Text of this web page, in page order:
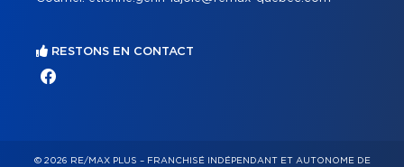
RESTONS EN CONTACT
© 2026 RE/MAX PLUS – FRANCHISÉ INDÉPENDANT ET AUTONOME DE